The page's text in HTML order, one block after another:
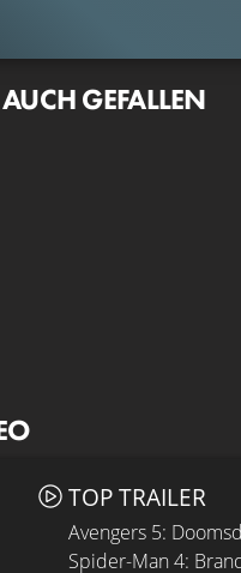
GEFALLEN
TOP TRAILER
Avengers 5:
Spider-Man 4: